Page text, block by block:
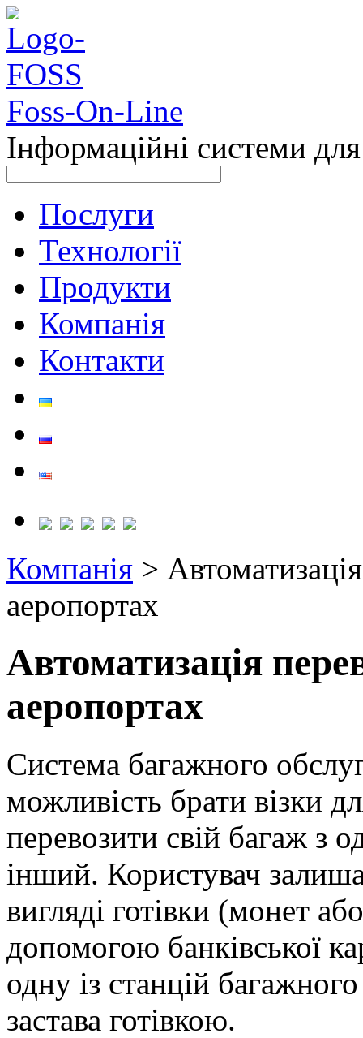
Foss-On-Line
Інформаційні системи для
Послуги
Технології
Продукти
Компанія
Контакти
Компанія >
аеропортах
Автоматизація
аеропортах
Система багажного
можливість брати візки
перевозити свій багаж з
інший. Користувач
вигляді готівки (монет
допомогою банківської
одну із станцій
застава готівкою.